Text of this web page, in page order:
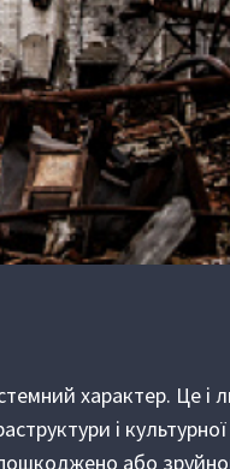
характер. Це і
і
або